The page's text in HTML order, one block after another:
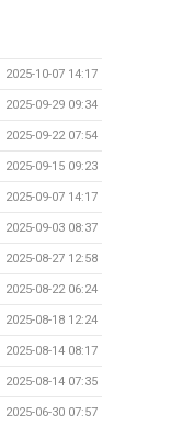
2025-10-07 14:17
2025-09-29 09:34
2025-09-22 07:54
2025-09-15 09:23
2025-09-07 14:17
2025-09-03 08:37
2025-08-27 12:58
2025-08-22 06:24
2025-08-18 12:24
2025-08-14 08:17
2025-08-14 07:35
2025-06-30 07:57